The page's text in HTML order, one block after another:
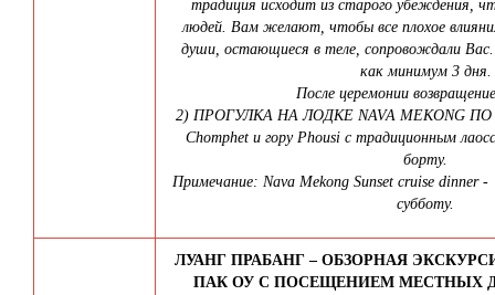
традиция исходит из старого убеждения,
людей. Вам желают, чтобы все плохое
души, остающиеся в теле, сопровождали
как минимум 3 дня.
После церемонии
2) ПРОГУЛКА НА ЛОДКЕ NAVA MEKONG ПО
Chomphet и гору Phousi с традиционным
борту.
Примечание: Nava Mekong Sunset cruise dinner
субботу.
ЛУАНГ ПРАБАНГ – ОБЗОРНАЯ
ПАК ОУ С ПОСЕЩЕНИЕМ МЕСТНЫХ